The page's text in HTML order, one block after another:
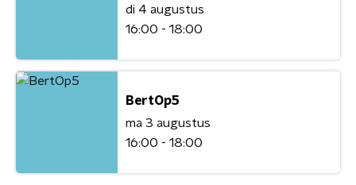
di 4 augustus
16:00 - 18:00
BertOp5
ma 3 augustus
16:00 - 18:00